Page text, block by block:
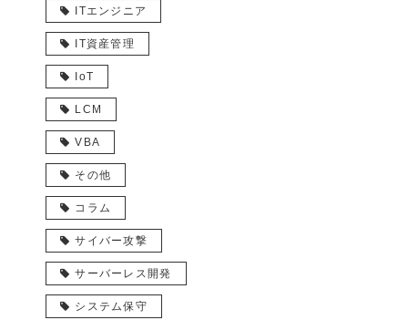
ITエンジニア
IT資産管理
IoT
LCM
VBA
その他
コラム
サイバー攻撃
サーバーレス開発
システム保守